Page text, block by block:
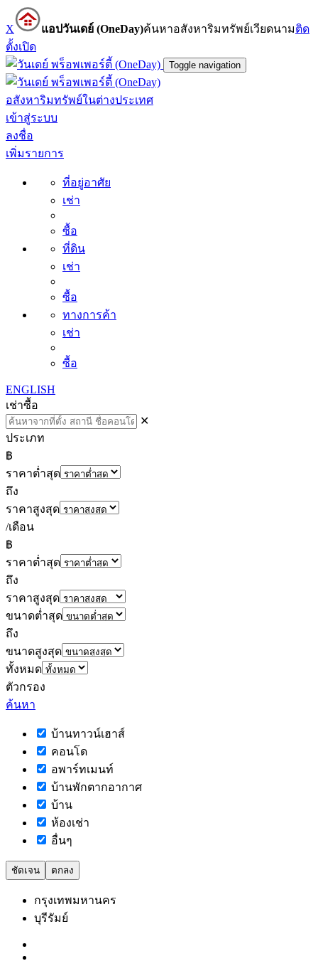
X แอปวันเดย์ (OneDay)ค้นหาอสังหาริมทรัพย์เวียดนามติด
ตั้งเปิด
Toggle navigation
อสังหาริมทรัพย์ในต่างประเทศ
เข้าสู่ระบบ
ลงชื่อ
เพิ่มรายการ
ที่อยู่อาศัย
เช่า
ซื้อ
ที่ดิน
เช่า
ซื้อ
ทางการค้า
เช่า
ซื้อ
ENGLISH
เช่าซื้อ
✕
ประเภท
฿
ราคาต่ำสุด
ถึง
ราคาสูงสุด
/เดือน
฿
ราคาต่ำสุด
ถึง
ราคาสูงสุด
ขนาดต่ำสุด
ถึง
ขนาดสูงสุด
ทั้งหมด
ตัวกรอง
ค้นหา
บ้านทาวน์เฮาส์
คอนโด
อพาร์ทเมนท์
บ้านพักตากอากาศ
บ้าน
ห้องเช่า
อื่นๆ
ชัดเจน ตกลง
กรุงเทพมหานคร
บุรีรัมย์